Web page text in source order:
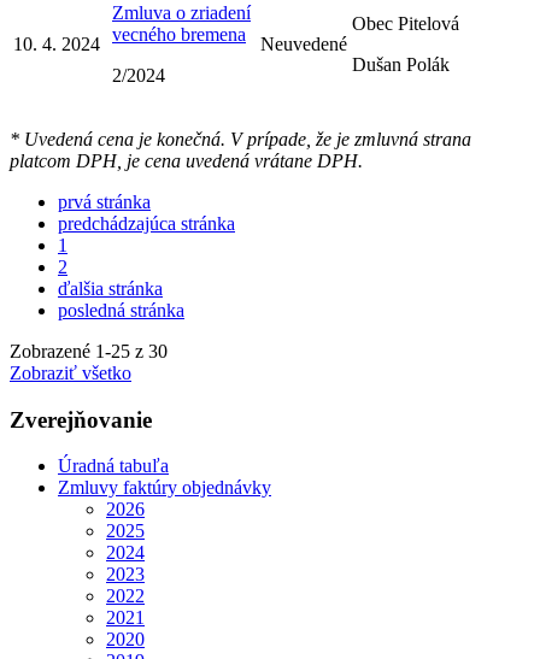
10. 4. 2024
Zmluva o zriadení
vecného bremena
2/2024
Neuvedené
Obec Pitelová
Dušan Polák
* Uvedená cena je konečná. V prípade, že je zmluvná strana
platcom DPH, je cena uvedená vrátane DPH.
prvá stránka
predchádzajúca stránka
1
2
ďalšia stránka
posledná stránka
Zobrazené 1-25 z 30
Zobraziť všetko
Zverejňovanie
Úradná tabuľa
Zmluvy faktúry objednávky
2026
2025
2024
2023
2022
2021
2020